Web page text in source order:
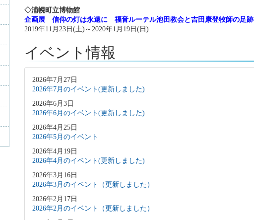
◇浦幌町立博物館
企画展 信仰の灯は永遠に 福音ルーテル池田教会と吉田康登牧師の足跡
2019年11月23日(土)～2020年1月19日(日)
イベント情報
2026年7月27日
2026年7月のイベント(更新しました)
2026年6月3日
2026年6月のイベント(更新しました)
2026年4月25日
2026年5月のイベント
2026年4月19日
2026年4月のイベント(更新しました)
2026年3月16日
2026年3月のイベント（更新しました）
2026年2月17日
2026年2月のイベント（更新しました）